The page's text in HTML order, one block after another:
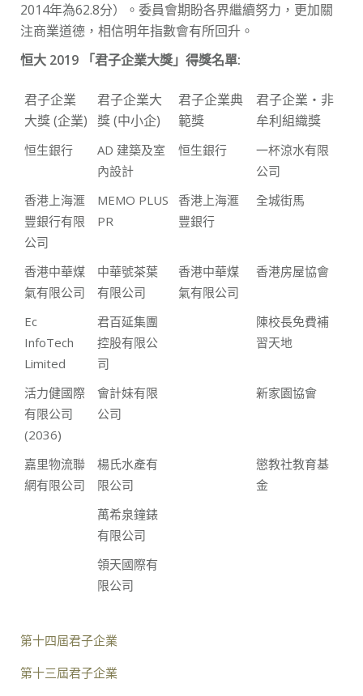
第十四屆君子企業
第十三屆君子企業
2014年為62.8分）。委員會期盼各界繼續努力，更加關
注商業道德，相信明年指數會有所回升。
恒大 2019 「君子企業大獎」得獎名單:
君子企業
大獎 (企業)
君子企業大
獎 (中小企)
君子企業典
範獎
君子企業‧非
牟利組織獎
恒生銀行
AD 建築及室
內設計
恒生銀行
一杯涼水有限
公司
香港上海滙
豐銀行有限
公司
MEMO PLUS
PR
香港上海滙
豐銀行
全城街馬
香港中華煤
氣有限公司
中華號茶葉
有限公司
香港中華煤
氣有限公司
香港房屋協會
Ec
InfoTech
Limited
君百延集團
控股有限公
司
陳校長免費補
習天地
活力健國際
有限公司
(2036)
會計妹有限
公司
新家園協會
嘉里物流聯
網有限公司
楊氏水產有
限公司
懲教社教育基
金
萬希泉鐘錶
有限公司
領天國際有
限公司